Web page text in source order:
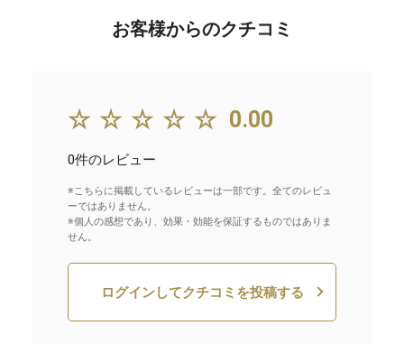
お客様からのクチコミ
☆☆☆☆☆ 0.00
0件のレビュー
※こちらに掲載しているレビューは一部です。全てのレビュ
ーではありません。
※個人の感想であり、効果・効能を保証するものではありま
せん。
ログインしてクチコミを投稿する